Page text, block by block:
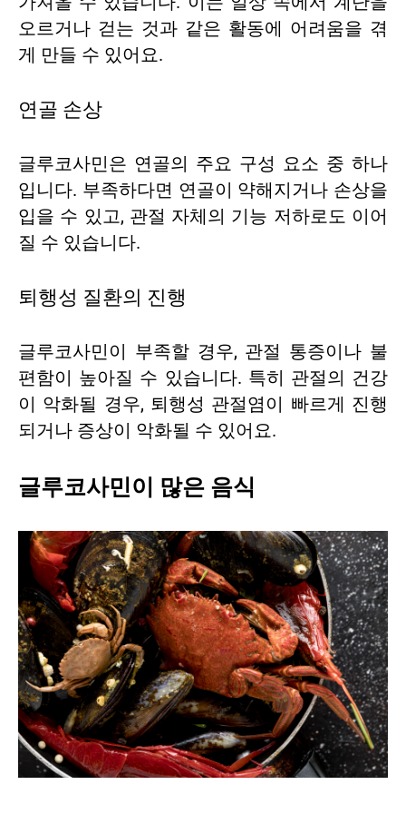
오르거나 걷는 것과 같은 활동에 어려움을 겪
게 만들 수 있어요.
연골 손상
글루코사민은 연골의 주요 구성 요소 중 하나
입니다. 부족하다면 연골이 약해지거나 손상을
입을 수 있고, 관절 자체의 기능 저하로도 이어
질 수 있습니다.
퇴행성 질환의 진행
글루코사민이 부족할 경우, 관절 통증이나 불
편함이 높아질 수 있습니다. 특히 관절의 건강
이 악화될 경우, 퇴행성 관절염이 빠르게 진행
되거나 증상이 악화될 수 있어요.
글루코사민이 많은 음식